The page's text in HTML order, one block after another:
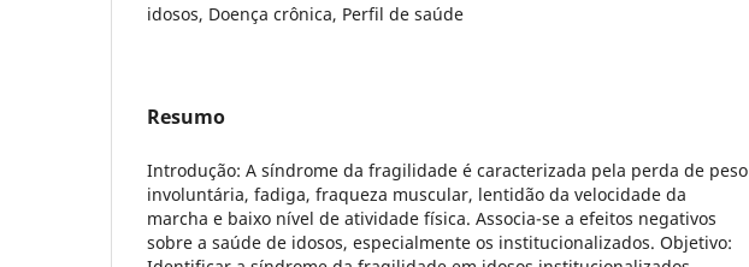
idosos, Doença crônica, Perfil de saúde
Resumo
Introdução: A síndrome da fragilidade é caracterizada pela perda de peso
involuntária, fadiga, fraqueza muscular, lentidão da velocidade da
marcha e baixo nível de atividade física. Associa-se a efeitos negativos
sobre a saúde de idosos, especialmente os institucionalizados. Objetivo: